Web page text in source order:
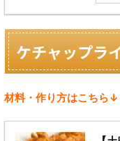
ケチャップラ
材料・作り方はこち